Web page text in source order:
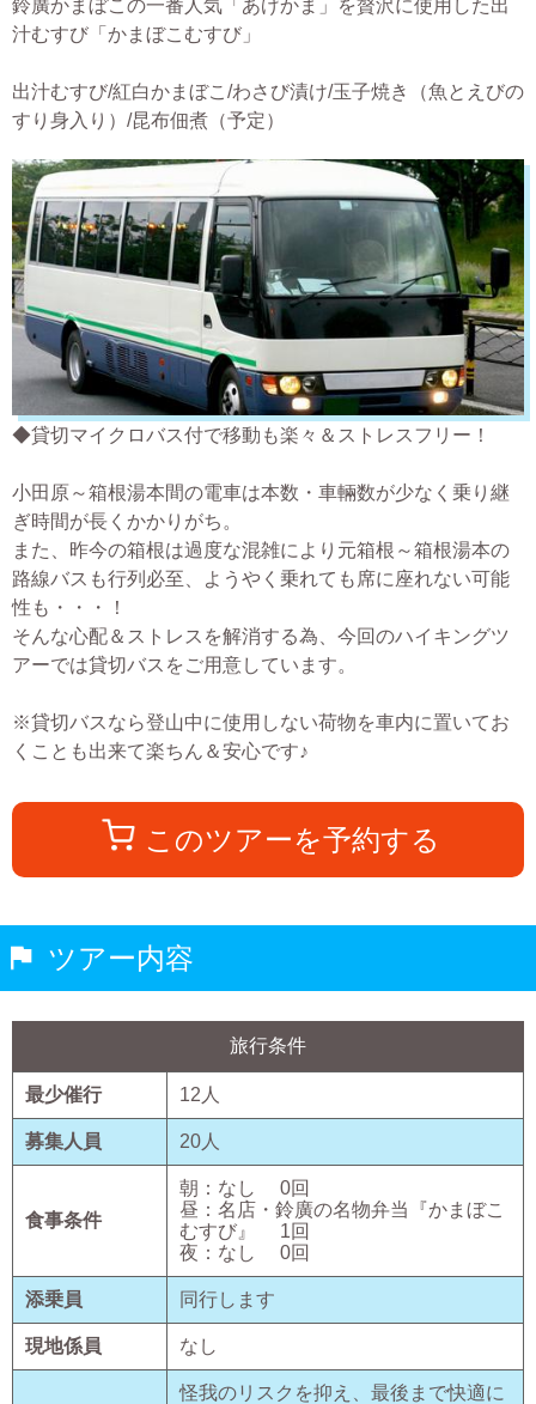
鈴廣かまぼこの一番人気「あげかま」を贅沢に使用した出
汁むすび「かまぼこむすび」
出汁むすび/紅白かまぼこ/わさび漬け/玉子焼き（魚とえびの
すり身入り）/昆布佃煮（予定）
◆貸切マイクロバス付で移動も楽々＆ストレスフリー！
小田原～箱根湯本間の電車は本数・車輛数が少なく乗り継
ぎ時間が長くかかりがち。
また、昨今の箱根は過度な混雑により元箱根～箱根湯本の
路線バスも行列必至、ようやく乗れても席に座れない可能
性も・・・！
そんな心配＆ストレスを解消する為、今回のハイキングツ
アーでは貸切バスをご用意しています。
※貸切バスなら登山中に使用しない荷物を車内に置いてお
くことも出来て楽ちん＆安心です♪
このツアーを予約する
ツアー内容
旅行条件
最少催行 12 人
募集人員 20 人
食事条件
朝： なし 0回
昼： 名店・鈴廣の名物弁当『かまぼこ
むすび』
1回
夜： なし 0回
添乗員 同行します
現地係員 なし
怪我のリスクを抑え、最後まで快適に